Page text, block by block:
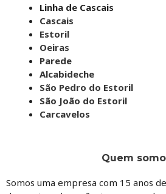
Linha de Cascais
Cascais
Estoril
Oeiras
Parede
Alcabideche
São Pedro do Estoril
São João do Estoril
Carcavelos
Quem
Somos uma empresa com 15 anos